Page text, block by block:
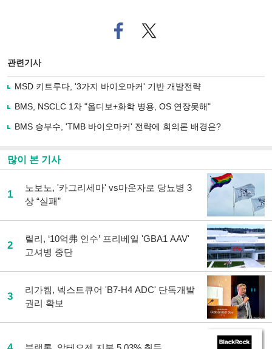
페
이
로
기
사
유
트위
터로
관련기사
MSD 키트루다, '3가지 바이오마커' 기반 개발전략
BMS, NSCLC 1차 "옵디보+화학 병용, OS 연장못해"
BMS 승부수, 'TMB 바이오마커' 전략에 회의론 배경은?
많이 본 기사
1
노보노, '카그리세마' vs마운자로 당뇨병 3
상 “실패”
2
릴리, ‘10억弗 인수’ 프리베일 'GBA1 AAV'
고셔병 중단
3
리가켐, 넥스트큐어 'B7-H4 ADC' 단독개발
권리 확보